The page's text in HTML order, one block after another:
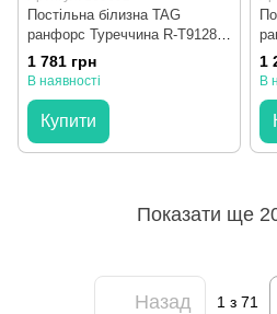
Постільна білизна TAG
ранфорс Туреччина R-T9128
євро maxi
1 781 грн
В наявності
Купити
1
В
Показати ще
Назад 1з 71